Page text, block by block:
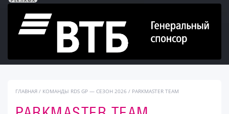
ГЛАВНАЯ / КОМАНДЫ RDS GP — СЕЗОН 2026 / PARKMASTER TEAM